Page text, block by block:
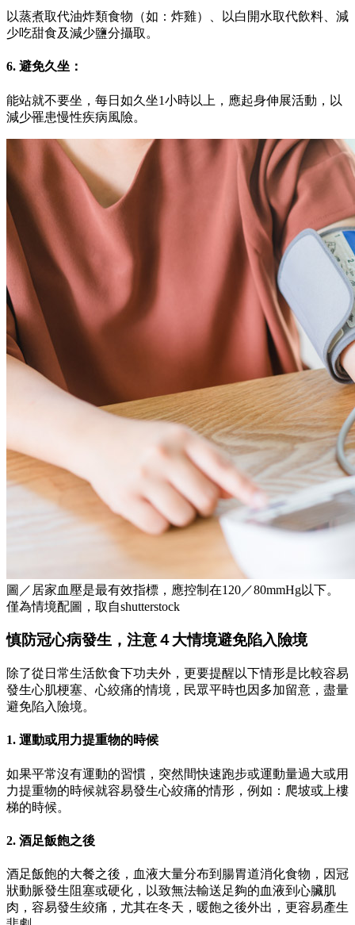
以蒸煮取代油炸類食物（如：炸雞）、以白開水取代飲料、減
少吃甜食及減少鹽分攝取。
6. 避免久坐：
能站就不要坐，每日如久坐1小時以上，應起身伸展活動，以
減少罹患慢性疾病風險。
圖／居家血壓是最有效指標，應控制在120／80mmHg以下。
僅為情境配圖，取自shutterstock
慎防冠心病發生，注意４大情境避免陷入險境
除了從日常生活飲食下功夫外，更要提醒以下情形是比較容易
發生心肌梗塞、心絞痛的情境，民眾平時也因多加留意，盡量
避免陷入險境。
1. 運動或用力提重物的時候
如果平常沒有運動的習慣，突然間快速跑步或運動量過大或用
力提重物的時候就容易發生心絞痛的情形，例如：爬坡或上樓
梯的時候。
2. 酒足飯飽之後
酒足飯飽的大餐之後，血液大量分布到腸胃道消化食物，因冠
狀動脈發生阻塞或硬化，以致無法輸送足夠的血液到心臟肌
肉，容易發生絞痛，尤其在冬天，暖飽之後外出，更容易產生